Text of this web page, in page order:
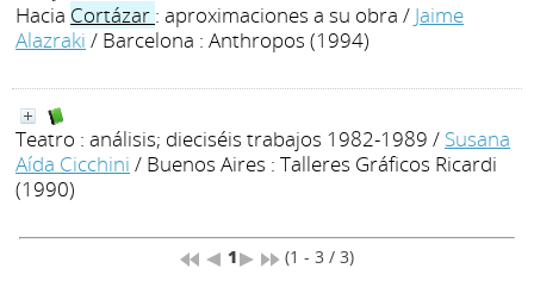
Hacia Cortázar : aproximaciones a su obra / Jaime
Alazraki / Barcelona : Anthropos (1994)
Teatro : análisis; dieciséis trabajos 1982-1989 / Susana
Aída Cicchini / Buenos Aires : Talleres Gráficos Ricardi
(1990)
1 (1 - 3 / 3)